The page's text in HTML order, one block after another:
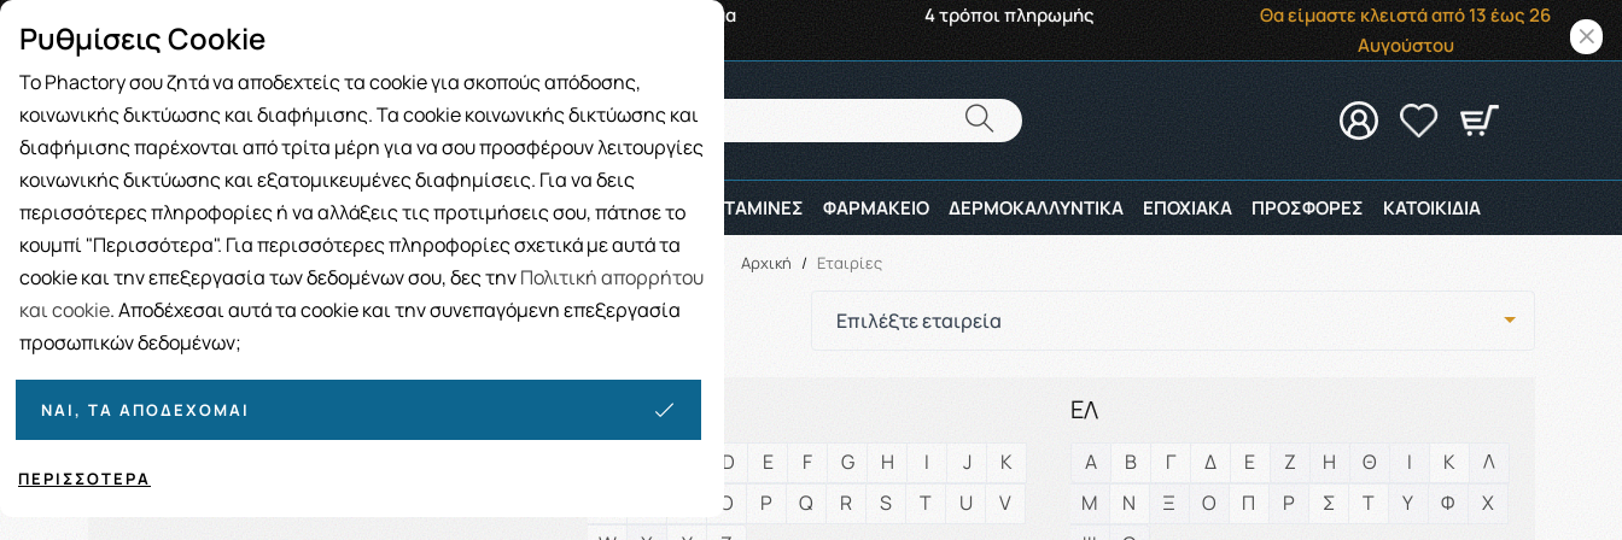
των 49€
Παραλαβή από το Κατάστημα 4 τρόποι πληρωμής
Θα είμαστε κλειστά από 13 έως 26
Αυγούστου
Αναζήτηση
BRANDS ΓΥΝΑΙΚΑ ΑΝΔΡΑΣ ΜΗΤΕΡΑ ΚΑΙ ΠΑΙΔΙ ΑΘΛΗΤΕΣ ΒΙΤΑΜΙΝΕΣ ΦΑΡΜΑΚΕΙΟ ΔΕΡΜΟΚΑΛΛΥΝΤΙΚΑ ΕΠΟΧΙΑΚΑ ΠΡΟΣΦΟΡΕΣ ΚΑΤΟΙΚΙΔΙΑ
Αναζήτηση
Αρχική / Εταιρίες
ΕΤΑΙΡΕΙΕΣ Επιλέξτε εταιρεία
0..9
D E F G H I J
K
O P Q R S T U
V
ΕΛ
Α Β Γ Δ Ε Ζ Η Θ Ι Κ
Λ
Μ
Ν Ξ Ο Π Ρ Σ Τ Υ Φ
Χ
Ρυθμίσεις Cookie
Το Phactory σου ζητά να αποδεχτείς τα cookie για σκοπούς απόδοσης,
κοινωνικής δικτύωσης και διαφήμισης. Τα cookie κοινωνικής δικτύωσης και
διαφήμισης παρέχονται από τρίτα μέρη για να σου προσφέρουν λειτουργίες
κοινωνικής δικτύωσης και εξατομικευμένες διαφημίσεις. Για να δεις
περισσότερες πληροφορίες ή να αλλάξεις τις προτιμήσεις σου, πάτησε το
κουμπί "Περισσότερα". Για περισσότερες πληροφορίες σχετικά με αυτά τα
cookie και την επεξεργασία των δεδομένων σου, δες τηνΠολιτική απορρήτου
και cookie. Αποδέχεσαι αυτά τα cookie και την συνεπαγόμενη επεξεργασία
προσωπικών δεδομένων;
ΝΑΙ, ΤΑ ΑΠΟΔΈΧΟΜΑΙ
ΠΕΡΙΣΣΌΤΕΡΑ